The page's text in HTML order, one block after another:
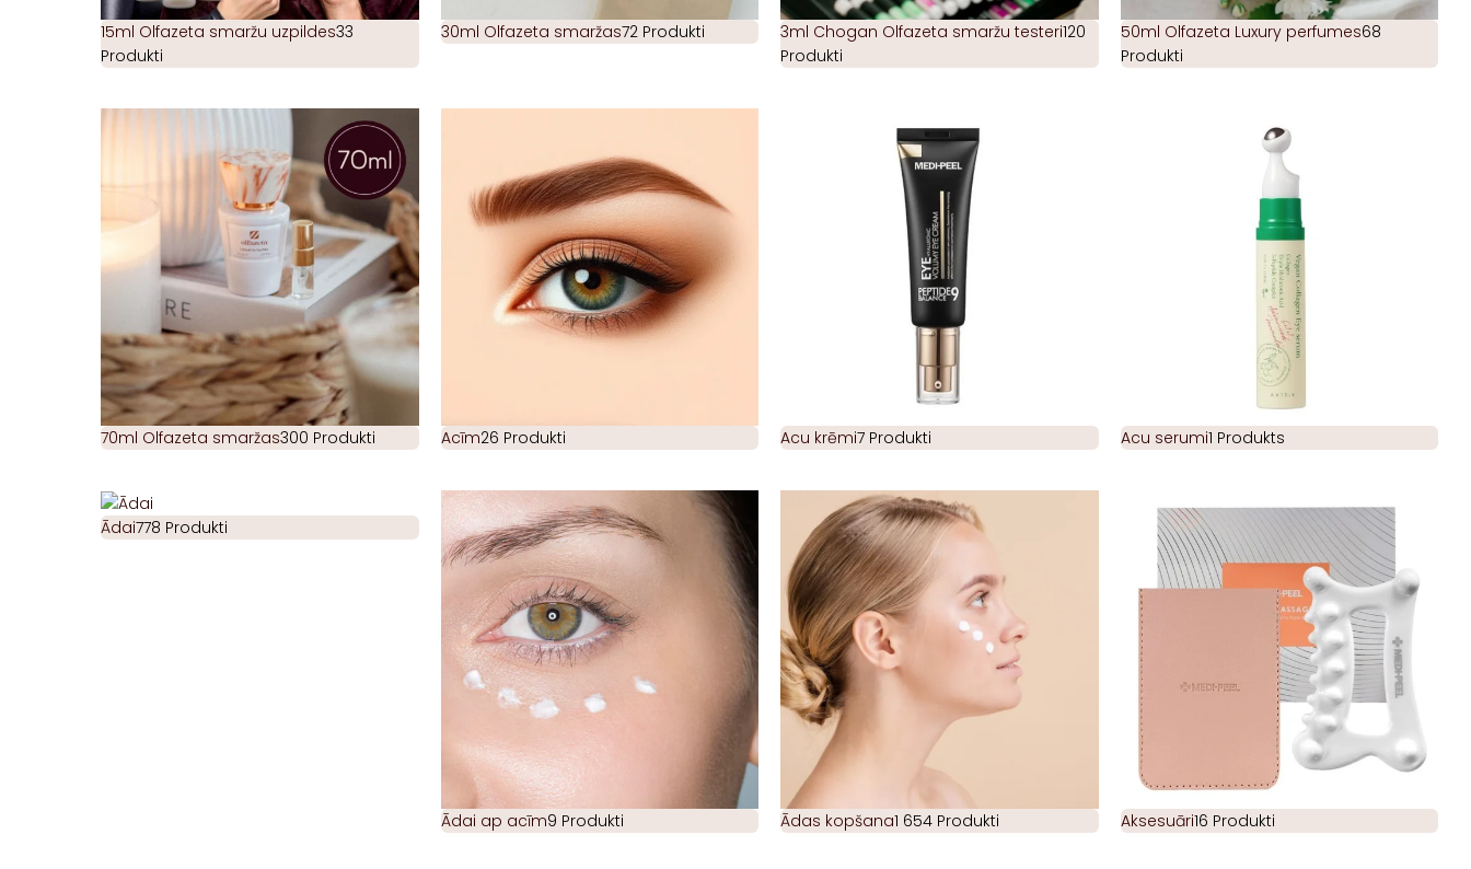
15ml Olfazeta smaržu uzpildes33
Produkti
30ml Olfazeta smaržas72 Produkti 3ml Chogan Olfazeta smaržu testeri120
Produkti
50ml Olfazeta Luxury perfumes68
Produkti
70ml Olfazeta smaržas300 Produkti Acīm26 Produkti Acu krēmi7 Produkti Acu serumi1 Produkts
Ādai778 Produkti
Ādai ap acīm9 Produkti Ādas kopšana1 654 Produkti Aksesuāri16 Produkti